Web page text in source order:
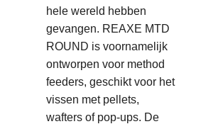
hele wereld hebben
gevangen. REAXE MTD
ROUND is voornamelijk
ontworpen voor method
feeders, geschikt voor het
vissen met pellets,
wafters of pop-ups. De